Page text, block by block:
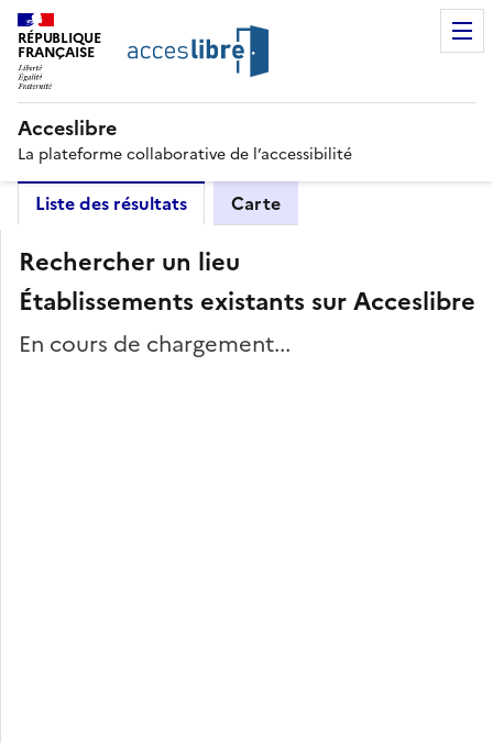
RÉPUBLIQUE
FRANÇAISE
Acceslibre
La plateforme collaborative de l’accessibilité
Liste des résultats Carte
Rechercher un lieu
Établissements existants sur Acceslibre
En cours de chargement...